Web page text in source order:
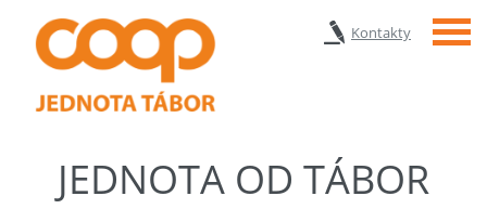
Kontakty Menu
JEDNOTA OD TÁBOR